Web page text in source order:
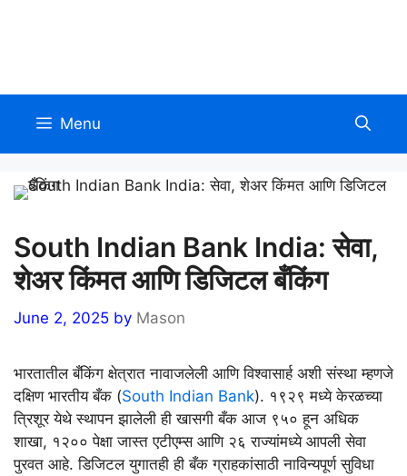
Menu
South Indian Bank India: सेवा,
शेअर किंमत आणि डिजिटल बँकिंग
June 2, 2025 by Mason
भारतातील बँकिंग क्षेत्रात नावाजलेली आणि विश्वासार्ह अशी संस्था म्हणजे
दक्षिण भारतीय बँक (South Indian Bank). १९२९ मध्ये केरळच्या
त्रिशूर येथे स्थापन झालेली ही खासगी बँक आज ९५० हून अधिक
शाखा, १२०० पेक्षा जास्त एटीएम्स आणि २६ राज्यांमध्ये आपली सेवा
पुरवत आहे. डिजिटल युगातही ही बँक ग्राहकांसाठी नाविन्यपूर्ण सुविधा